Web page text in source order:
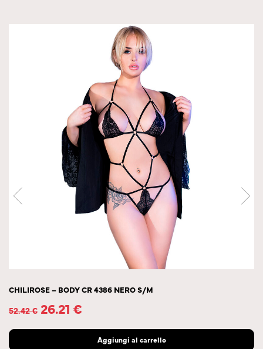
CHILIROSE – BODY CR 4386 NERO S/M
52.42€ 26.21 €
Aggiungi al carrello